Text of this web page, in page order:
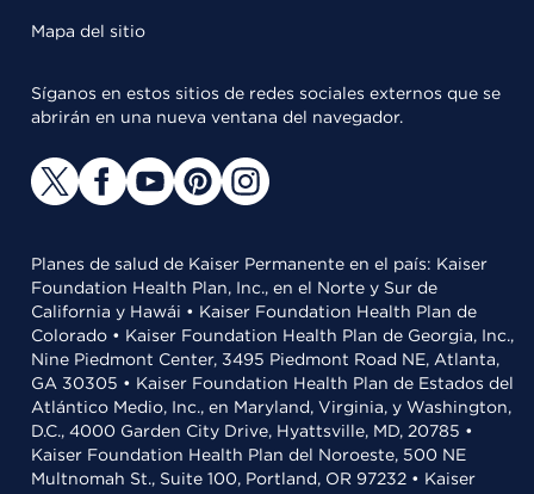
Mapa del sitio
Síganos en estos sitios de redes sociales externos que se
abrirán en una nueva ventana del navegador.
Planes de salud de Kaiser Permanente en el país: Kaiser
Foundation Health Plan, Inc., en el Norte y Sur de
California y Hawái • Kaiser Foundation Health Plan de
Colorado • Kaiser Foundation Health Plan de Georgia, Inc.,
Nine Piedmont Center, 3495 Piedmont Road NE, Atlanta,
GA 30305 • Kaiser Foundation Health Plan de Estados del
Atlántico Medio, Inc., en Maryland, Virginia, y Washington,
D.C., 4000 Garden City Drive, Hyattsville, MD, 20785 •
Kaiser Foundation Health Plan del Noroeste, 500 NE
Multnomah St., Suite 100, Portland, OR 97232 • Kaiser